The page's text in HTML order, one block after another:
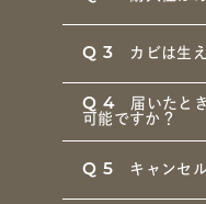
Q3 カビは生
Q4
届いたと
可能ですか？
Q5 キャンセ